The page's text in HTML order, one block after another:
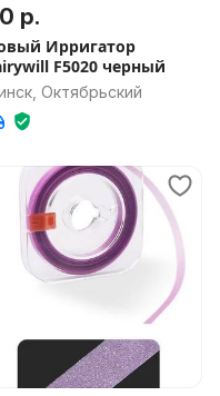
р.
Ирригатор
F5020 черный
Октябрьский